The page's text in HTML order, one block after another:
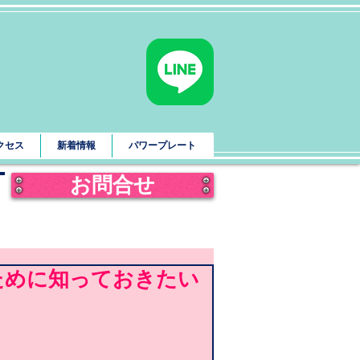
セス 新着情報 パワープレート
お問合せ
に知っておきたい